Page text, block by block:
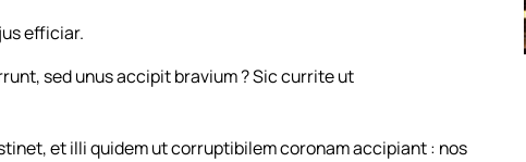
efficiar.
sed unus accipit bravium ? Sic currite ut
et illi quidem ut corruptibilem coronam accipiant : nos